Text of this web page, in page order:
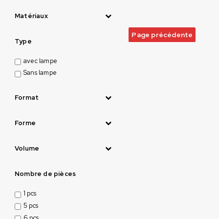
Matériaux
Type
avec lampe
Sans lampe
Format
Forme
Volume
Nombre de pièces
1 pcs
5 pcs
Page précédente